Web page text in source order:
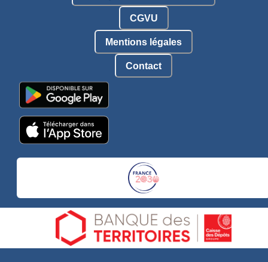
CGVU
Mentions légales
Contact